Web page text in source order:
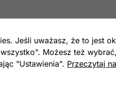
Jeśli uważasz, że to jest
Możesz też
"Ustawienia". Przeczytaj